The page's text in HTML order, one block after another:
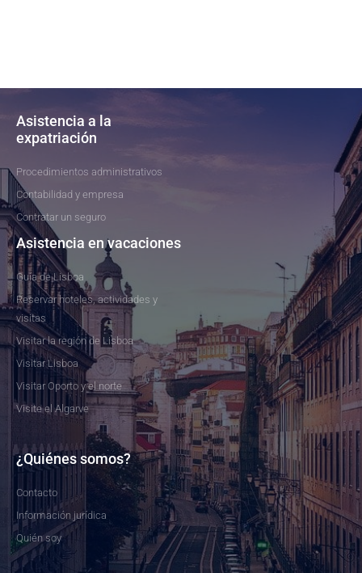
Asistencia a la
expatriación
Procedimientos administrativos
Contabilidad y empresa
Contratar un seguro
Asistencia en vacaciones
Guía de Lisboa
Reservar hoteles, actividades y
visitas
Visitar la región de Lisboa
Visitar Lisboa
Visitar Oporto y el norte
Visite el Algarve
¿Quiénes somos?
Contacto
Información jurídica
Quién soy